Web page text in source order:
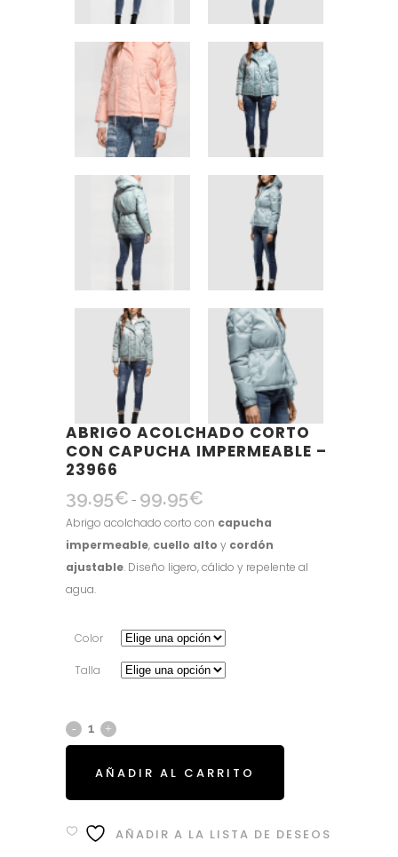
ABRIGO ACOLCHADO CORTO
CON CAPUCHA IMPERMEABLE –
23966
39.95€ - 99.95€
de
precios:
desde
99.95€
Abrigo acolchado corto con capucha
impermeable, cuello alto y cordón
ajustable. Diseño ligero, cálido y repelente al
agua.
Color
Talla
AÑADIR AL CARRITO
AÑADIR A LA LISTA DE DESEOS